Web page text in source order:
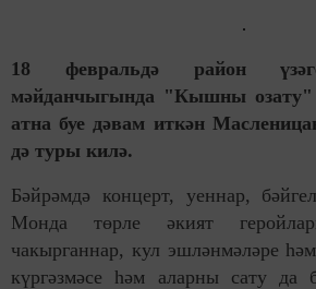
18 февральдә район
мәйданчыгында "Кышны озату"
атна буе дәвам иткән
дә туры килә.
Бәйрәмдә концерт, уеннар,
Монда төрле әкият
чакырганнар, кул эшләнмәләре
күргәзмәсе һәм аларны сату да